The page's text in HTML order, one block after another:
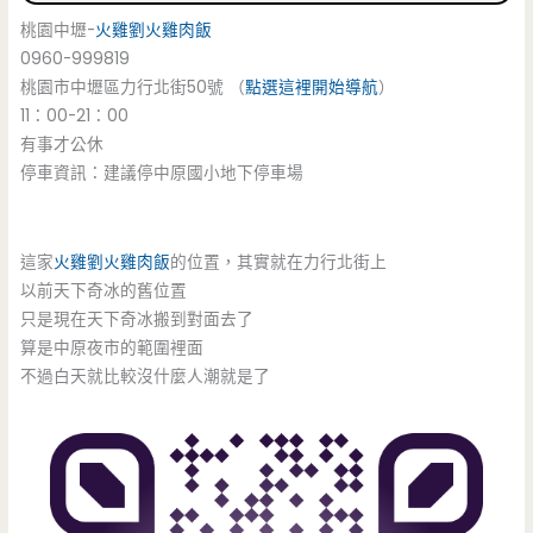
桃園中壢-火雞劉火雞肉飯
0960-999819
桃園市中壢區力行北街50號 （點選這裡開始導航）
11：00-21：00
有事才公休
停車資訊：建議停中原國小地下停車場
這家火雞劉火雞肉飯的位置，其實就在力行北街上
以前天下奇冰的舊位置
只是現在天下奇冰搬到對面去了
算是中原夜市的範圍裡面
不過白天就比較沒什麼人潮就是了